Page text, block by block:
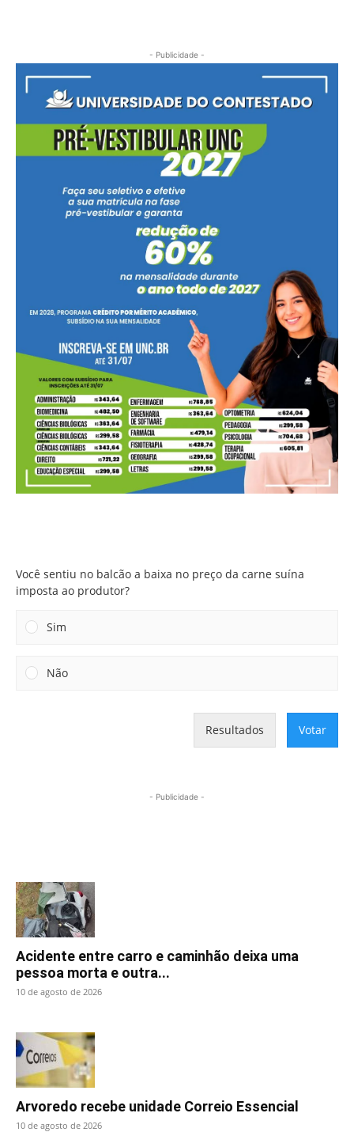
- Publicidade -
Você sentiu no balcão a baixa no preço da carne suína
imposta ao produtor?
Sim
Não
Resultados Votar
- Publicidade -
Acidente entre carro e caminhão deixa uma
pessoa morta e outra...
10 de agosto de 2026
Arvoredo recebe unidade Correio Essencial
10 de agosto de 2026